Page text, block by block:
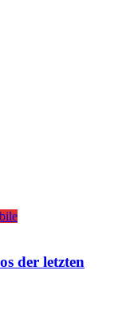
der letzten